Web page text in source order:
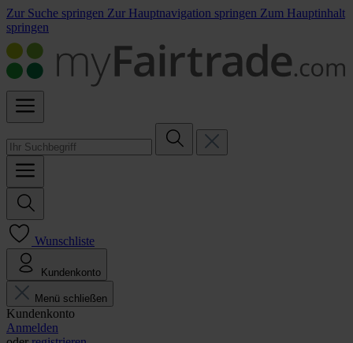
Zur Suche springen Zur Hauptnavigation springen Zum Hauptinhalt
springen
Wunschliste
Kundenkonto
Menü schließen
Kundenkonto
Anmelden